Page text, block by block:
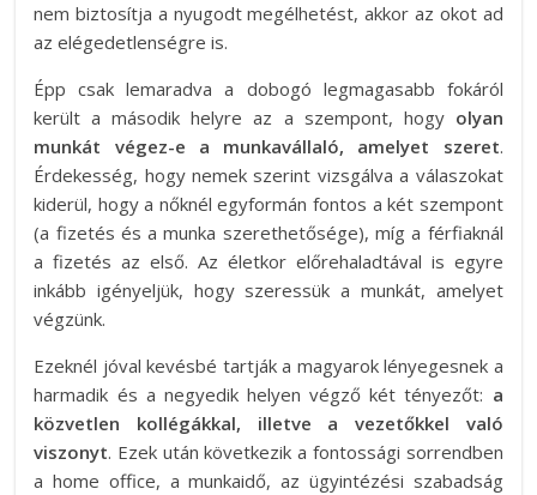
nem biztosítja a nyugodt megélhetést, akkor az okot ad
az elégedetlenségre is.
Épp csak lemaradva a dobogó legmagasabb fokáról
került a második helyre az a szempont, hogy olyan
munkát végez-e a munkavállaló, amelyet szeret.
Érdekesség, hogy nemek szerint vizsgálva a válaszokat
kiderül, hogy a nőknél egyformán fontos a két szempont
(a fizetés és a munka szerethetősége), míg a férfiaknál
a fizetés az első. Az életkor előrehaladtával is egyre
inkább igényeljük, hogy szeressük a munkát, amelyet
végzünk.
Ezeknél jóval kevésbé tartják a magyarok lényegesnek a
harmadik és a negyedik helyen végző két tényezőt: a
közvetlen kollégákkal, illetve a vezetőkkel való
viszonyt. Ezek után következik a fontossági sorrendben
a home office, a munkaidő, az ügyintézési szabadság